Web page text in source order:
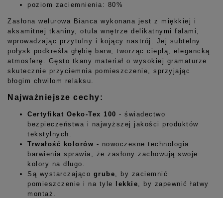
poziom zaciemnienia: 80%
Zasłona welurowa Bianca wykonana jest z miękkiej i
aksamitnej tkaniny, otula wnętrze delikatnymi falami,
wprowadzając przytulny i kojący nastrój. Jej subtelny
połysk podkreśla głębię barw, tworząc ciepłą, elegancką
atmosferę. Gęsto tkany materiał o wysokiej gramaturze
skutecznie przyciemnia pomieszczenie, sprzyjając
błogim chwilom relaksu.
Najważniejsze cechy:
Certyfikat Oeko-Tex 100 - świadectwo
bezpieczeństwa i najwyższej jakości produktów
tekstylnych.
Trwałość kolorów - nowoczesne technologia
barwienia sprawia, że zasłony zachowują swoje
kolory na długo.
Są wystarczająco grube , by zaciemnić
pomieszczenie i na tyle lekkie , by zapewnić łatwy
montaż.